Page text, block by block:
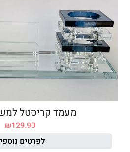
מעמד קריסטל
₪129.90
לפרטים